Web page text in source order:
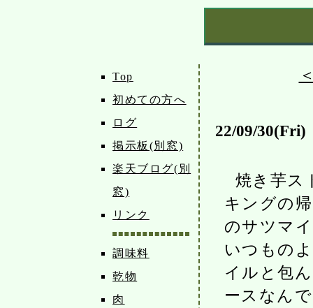
Top
初めての方へ
ログ
掲示板(別窓)
楽天ブログ(別
窓)
リンク
調味料
乾物
肉
22/09/30(Fri)
焼き芋ス
キングの
のサツマ
いつもの
イルと包
ースなん